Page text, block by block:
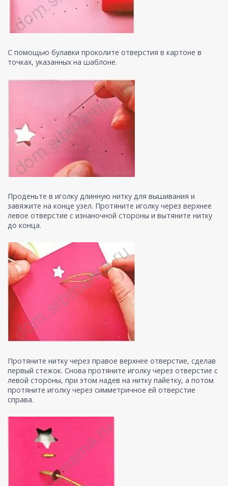
С помощью булавки проколите отверстия в картоне в
точках, указанных на шаблоне.
Проденьте в иголку длинную нитку для вышивания и
завяжите на конце узел. Протяните иголку через верхнее
левое отверстие с изнаночной стороны и вытяните нитку
до конца.
Протяните нитку через правое верхнее отверстие, сделав
первый стежок. Снова протяните иголку через отверстие с
левой стороны, при этом надев на нитку пайетку, а потом
протяните иголку через симметричное ей отверстие
справа.